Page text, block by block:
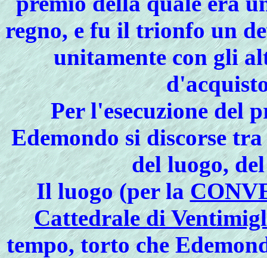
regno, e fu il trionfo un
unitamente con gli
Per l'esecuzione del
Edemondo si discorse
del luogo,
Illuogo (per la
Cattedrale di
tempo, torto che